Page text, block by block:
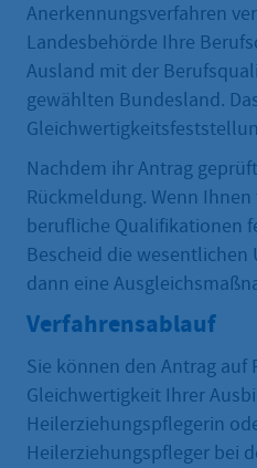
Anerkennungsverfahren
Landesbehörde Ihre
Ausland mit der
gewählten Bundesland.
Nachdem ihr Antrag
Rückmeldung. Wenn
berufliche Qualifikationen
Bescheid die wesentlichen
dann eine
Verfahrensablauf
Sie können den Antrag auf
Gleichwertigkeit Ihrer
Heilerziehungspflegerin
Heilerziehungspfleger bei